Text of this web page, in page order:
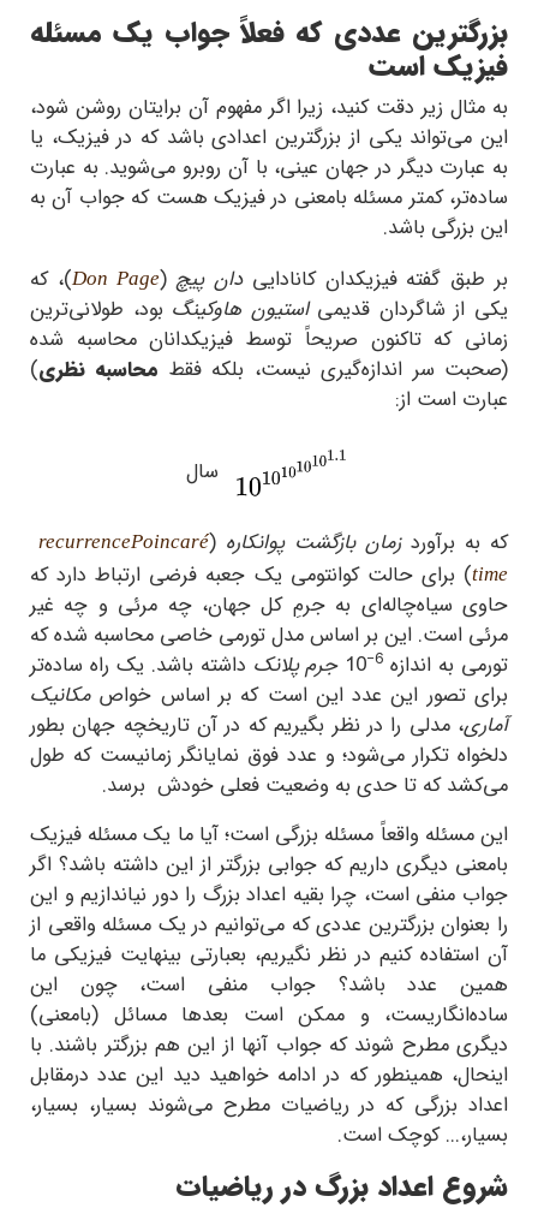
بزرگترین عددی که فعلاً جواب یک مسئله
فیزیک است
به مثال زیر دقت کنید، زیرا اگر مفهوم آن برایتان روشن شود،
این می‌تواند یکی از بزرگترین اعدادی باشد که در فیزیک، یا
به عبارت دیگر در جهان عینی، با آن روبرو می‌شوید. به عبارت
ساده‌تر، کمتر مسئله بامعنی در فیزیک هست که جواب آن به
این بزرگی باشد.
بر طبق گفته فیزیکدان کاناداییدان پیچ(
Don Page)، که
یکی از شاگردان قدیمیاستیون هاوکینگ بود، طولانی‌‌ترین
زمانی که تاکنون صریحاً توسط فیزیکدانان محاسبه شده
(صحبت سر اندازه‌‌گیری نیست، بلکه فقط محاسبه نظری)
عبارت است از:
سال
که به برآوردزمان بازگشت پوانکاره (
Poincaré
recurrence
time) برای حالت کوانتومی یک جعبه فرضی ارتباط دارد که
حاوی سیاه‌چاله‌ای به جرمِ کل جهان، چه مرئی و چه غیر
مرئی است. این بر اساس مدل تورمی خاصی محاسبه شده که
تورمی به اندازه
10−6 جرم پلانک داشته باشد. یک راه ساده‌تر
برای تصور این عدد این است که بر اساس خواصمکانیک
آماری، مدلی را در نظر بگیریم که در آن تاریخچه جهان بطور
دلخواه تکرار می‌شود؛ و عدد فوق نمایانگر زمانیست که طول
می‌کشد که تا حدی به وضعیت فعلی خودش برسد.
این مسئله واقعاً مسئله بزرگی است؛ آیا ما یک مسئله فیزیک
بامعنی دیگری داریم که جوابی بزرگتر از این داشته باشد؟ اگر
جواب منفی است، چرا بقیه اعداد بزرگ را دور نیاندازیم و این
را بعنوان بزرگترین عددی که می‌توانیم در یک مسئله واقعی از
آن استفاده کنیم در نظر نگیریم، بعبارتی بینهایت فیزیکی ما
همین عدد باشد؟ جواب منفی است، چون این
ساده‌انگاریست، و ممکن است بعدها مسائل (بامعنی)
دیگری مطرح شوند که جواب آنها از این هم بزرگتر باشند. با
اینحال، همینطور که در ادامه خواهید دید این عدد درمقابل
اعداد بزرگی که در ریاضیات مطرح می‌شوند بسیار، بسیار،
بسیار،... کوچک است.
شروع اعداد بزرگ در ریاضیات